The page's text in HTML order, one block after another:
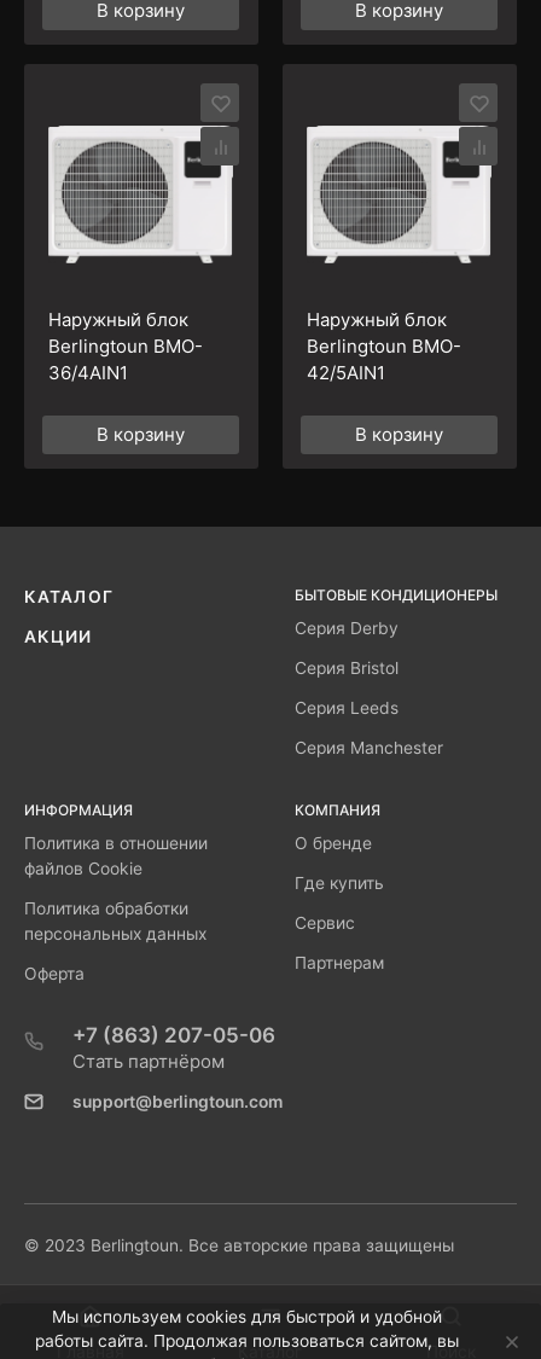
В корзину В корзину
Наружный блок
Berlingtoun BMO-
36/4AIN1
В корзину
Наружный блок
Berlingtoun BMO-
42/5AIN1
В корзину
КАТАЛОГ
АКЦИИ
БЫТОВЫЕ КОНДИЦИОНЕРЫ
Серия Derby
Серия Bristol
Серия Leeds
Серия Manchester
ИНФОРМАЦИЯ
Политика в отношении
файлов Cookie
Политика обработки
персональных данных
Оферта
КОМПАНИЯ
О бренде
Где купить
Сервис
Партнерам
+7 (863) 207-05-06
Стать партнёром
support@berlingtoun.com
© 2023 Berlingtoun. Все авторские права защищены
Мы используем cookies для быстрой и удобной
работы сайта. Продолжая пользоваться сайтом, вы
Главная Каталог Поиск